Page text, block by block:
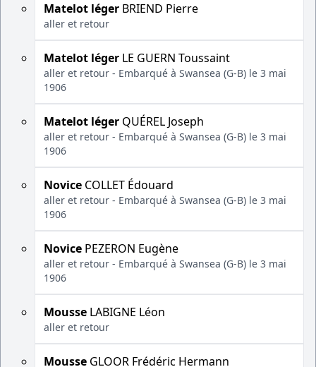
Matelot léger BRIEND Pierre
aller et retour
Matelot léger LE GUERN Toussaint
aller et retour - Embarqué à Swansea (G-B) le 3 mai
1906
Matelot léger QUÉREL Joseph
aller et retour - Embarqué à Swansea (G-B) le 3 mai
1906
Novice COLLET Édouard
aller et retour - Embarqué à Swansea (G-B) le 3 mai
1906
Novice PEZERON Eugène
aller et retour - Embarqué à Swansea (G-B) le 3 mai
1906
Mousse LABIGNE Léon
aller et retour
Mousse GLOOR Frédéric Hermann